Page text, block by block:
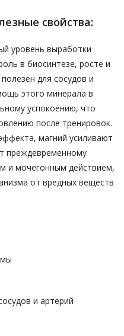
свойства:
уровень выработки
в биосинтезе, росте и
для сосудов и
этого минерала в
успокоению, что
после тренировок.
магний усиливают
преждевременному
и мочегонным действием,
от вредных веществ
и артерий